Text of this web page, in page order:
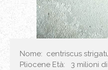
Nome: centriscus
Pliocene Età: 3 milioni